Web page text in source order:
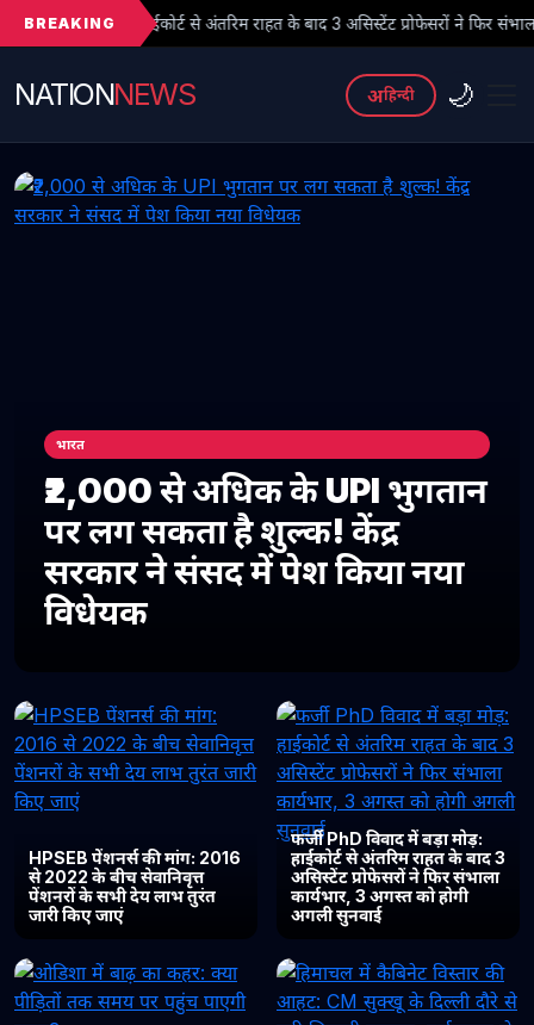
BREAKING
से अंतरिम राहत के बाद 3 असिस्टेंट प्रोफेसरों ने फिर संभाला कार्यभार, 3 अगस्त को
NATIONNEWS अहिन्दी 🌙
भारत
₹2,000 से अधिक के UPI भुगतान
पर लग सकता है शुल्क! केंद्र
सरकार ने संसद में पेश किया नया
विधेयक
HPSEB पेंशनर्स की मांग: 2016
से 2022 के बीच सेवानिवृत्त
पेंशनरों के सभी देय लाभ तुरंत
जारी किए जाएं
फर्जी PhD विवाद में बड़ा मोड़:
हाईकोर्ट से अंतरिम राहत के बाद 3
असिस्टेंट प्रोफेसरों ने फिर संभाला
कार्यभार, 3 अगस्त को होगी
अगली सुनवाई